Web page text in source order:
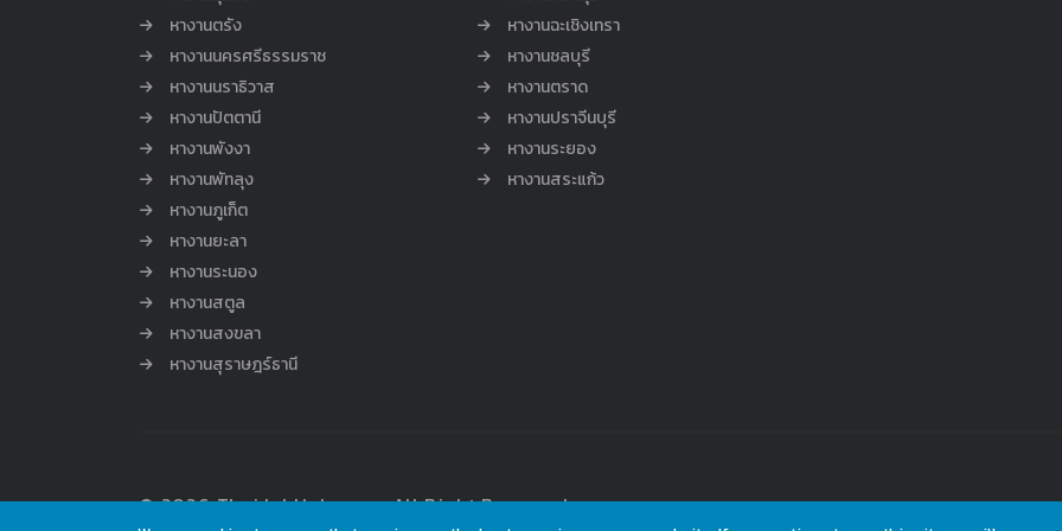
หางานตรัง
หางานนครศรีธรรมราช
หางานนราธิวาส
หางานปัตตานี
หางานพังงา
หางานพัทลุง
หางานภูเก็ต
หางานยะลา
หางานระนอง
หางานสตูล
หางานสงขลา
หางานสุราษฎร์ธานี
หางานฉะเชิงเทรา
หางานชลบุรี
หางานตราด
หางานปราจีนบุรี
หางานระยอง
หางานสระแก้ว
© 2026 ThaiJobHub.com , All Right Reserved.